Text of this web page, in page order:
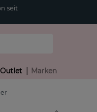
seit
Outlet Marken